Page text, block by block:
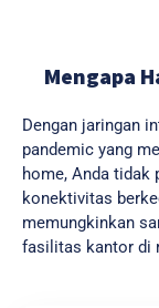
Mengapa
Dengan jaringan
pandemic yang
home, Anda
konektivitas
memungkinkan
fasilitas kantor di